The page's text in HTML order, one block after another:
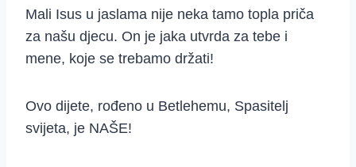
Mali Isus u jaslama nije neka tamo topla priča
za našu djecu. On je jaka utvrda za tebe i
mene, koje se trebamo držati!
Ovo dijete, rođeno u Betlehemu, Spasitelj
svijeta, je NAŠE!